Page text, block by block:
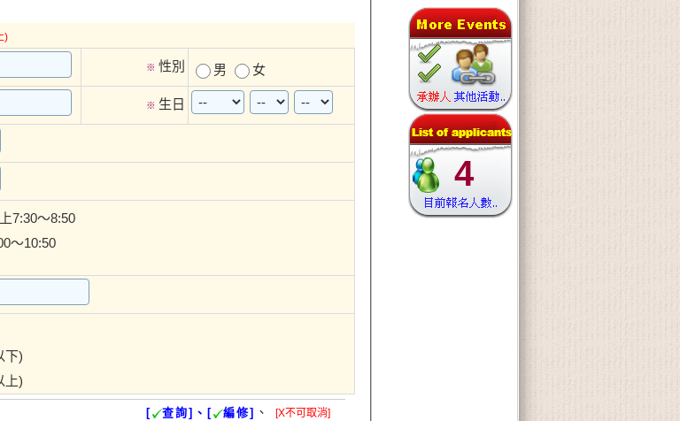
4
)
※ 性別 男 女
※ 生日
7:30～8:50
班 9:00～10:50
下)
上)
[ 查詢]、[ 編修] 、 [X不可取消]